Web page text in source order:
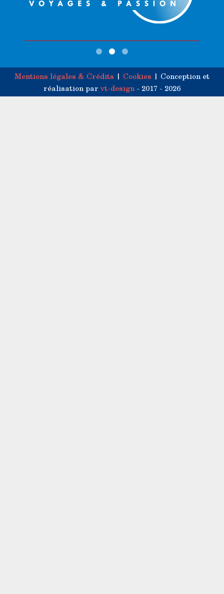
Mentions légales & Crédits | Cookies | Conception et
réalisation par vt-design- 2017 - 2026